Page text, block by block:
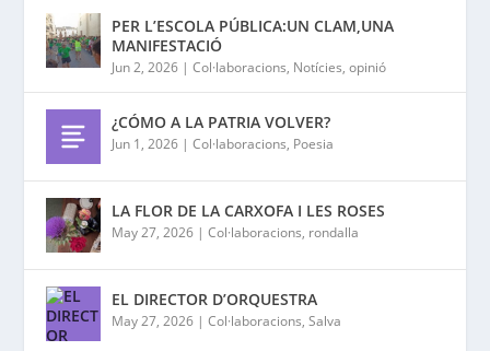
PER L’ESCOLA PÚBLICA:UN CLAM,UNA
MANIFESTACIÓ
Jun 2, 2026 |Col·laboracions, Notícies,opinió
¿CÓMO A LA PATRIA VOLVER?
Jun 1, 2026 |Col·laboracions, Poesia
LA FLOR DE LA CARXOFA I LES ROSES
May 27, 2026 |Col·laboracions, rondalla
EL DIRECTOR D’ORQUESTRA
May 27, 2026 |Col·laboracions,Salva